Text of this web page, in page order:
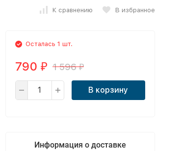
К сравнению В избранное
Осталась 1 шт.
790 ₽ 1 596₽
В корзину
Информация о доставке